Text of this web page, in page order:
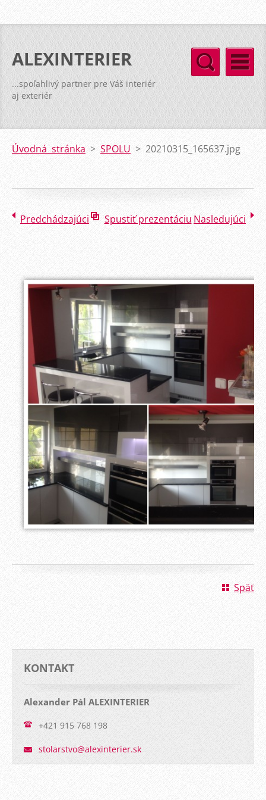
ALEXINTERIER
...spoľahlivý partner pre Váš interiér
aj exteriér
Úvodná stránka > SPOLU > 20210315_165637.jpg
Predchádzajúci Spustiť prezentáciu Nasledujúci
Späť
KONTAKT
Alexander Pál ALEXINTERIER
+421 915 768 198
stolarstvo@alexinterier.sk